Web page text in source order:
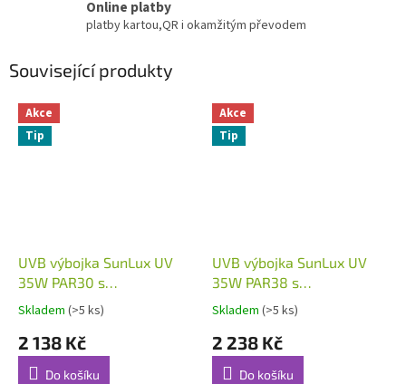
Online platby
platby kartou,QR i okamžitým převodem
Související produkty
Akce
Tip
UVB výbojka SunLux UV
35W PAR30 s
předřadníkem a kabeláží
Skladem (>5 ks)
2 138 Kč
Do košíku
Akce
Tip
UVB výbojka SunLux UV
35W PAR38 s
předřadníkem a kabeláží
Skladem (>5 ks)
2 238 Kč
Do košíku